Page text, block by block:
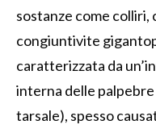
sostanze come colliri,
congiuntivite
caratterizzata da
interna delle
tarsale), spesso